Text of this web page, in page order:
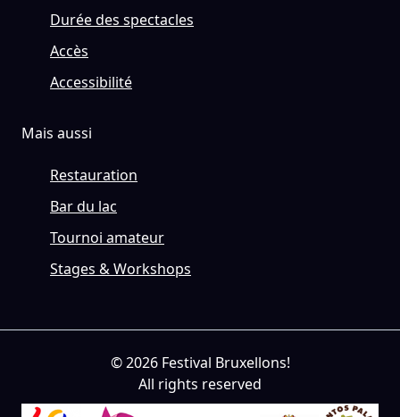
Durée des spectacles
Accès
Accessibilité
Mais aussi
Restauration
Bar du lac
Tournoi amateur
Stages & Workshops
© 2026 Festival Bruxellons!
All rights reserved